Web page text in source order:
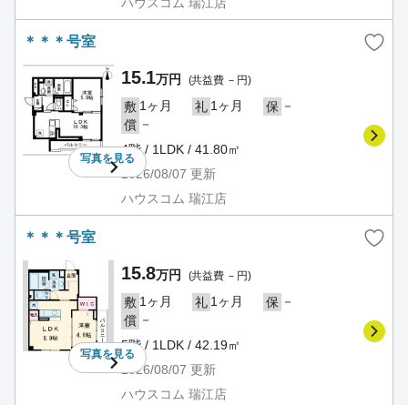
＊＊＊号室
写真を見る
15.1万円 (共益費 －円)
敷 1ヶ月 礼 1ヶ月 保 －
償 －
4階 / 1LDK / 41.80㎡
2026/08/07 更新
ハウスコム 瑞江店
＊＊＊号室
写真を見る
15.8万円 (共益費 －円)
敷 1ヶ月 礼 1ヶ月 保 －
償 －
5階 / 1LDK / 42.19㎡
2026/08/07 更新
ハウスコム 瑞江店